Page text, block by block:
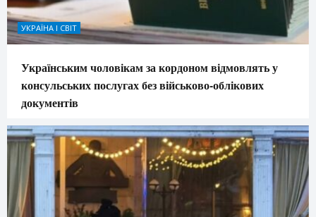
УКРАЇНА І СВІТ
Українським чоловікам за кордоном відмовлять у
консульських послугах без військово-облікових
документів